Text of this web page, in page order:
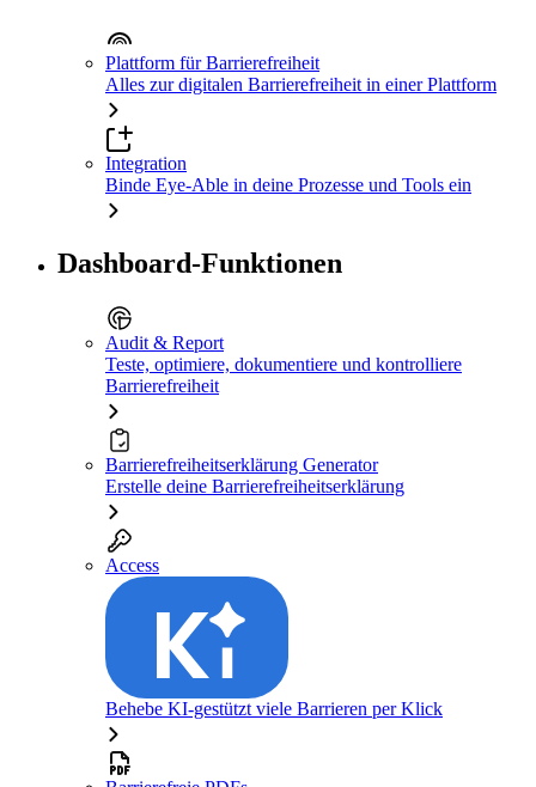
Plattform für Barrierefreiheit
Alles zur digitalen Barrierefreiheit in einer Plattform
Integration
Binde Eye-Able in deine Prozesse und Tools ein
Dashboard-Funktionen
Audit & Report
Teste, optimiere, dokumentiere und kontrolliere
Barrierefreiheit
Barrierefreiheitserklärung Generator
Erstelle deine Barrierefreiheitserklärung
Access
Behebe KI-gestützt viele Barrieren per Klick